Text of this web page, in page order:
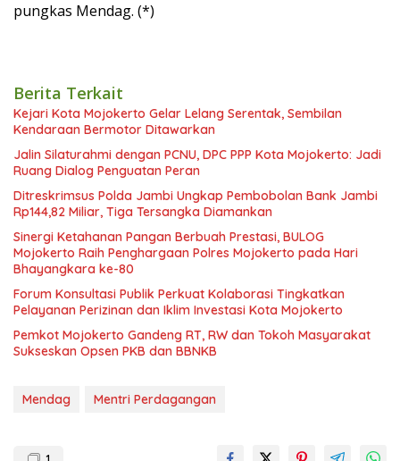
pungkas Mendag. (*)
Berita Terkait
Kejari Kota Mojokerto Gelar Lelang Serentak, Sembilan
Kendaraan Bermotor Ditawarkan
Jalin Silaturahmi dengan PCNU, DPC PPP Kota Mojokerto: Jadi
Ruang Dialog Penguatan Peran
Ditreskrimsus Polda Jambi Ungkap Pembobolan Bank Jambi
Rp144,82 Miliar, Tiga Tersangka Diamankan
Sinergi Ketahanan Pangan Berbuah Prestasi, BULOG
Mojokerto Raih Penghargaan Polres Mojokerto pada Hari
Bhayangkara ke-80
Forum Konsultasi Publik Perkuat Kolaborasi Tingkatkan
Pelayanan Perizinan dan Iklim Investasi Kota Mojokerto
Pemkot Mojokerto Gandeng RT, RW dan Tokoh Masyarakat
Sukseskan Opsen PKB dan BBNKB
Mendag Mentri Perdagangan
1